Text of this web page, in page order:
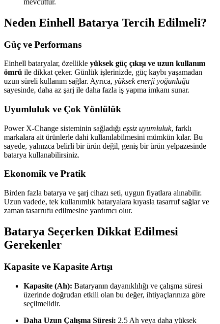
Neden Einhell Batarya Tercih Edilmeli?
Güç ve Performans
Einhell bataryalar, özellikle yüksek güç çıkışı ve uzun kullanım
ömrü ile dikkat çeker. Günlük işlerinizde, güç kaybı yaşamadan
uzun süreli kullanım sağlar. Ayrıca, yüksek enerji yoğunluğu
sayesinde, daha az şarj ile daha fazla iş yapma imkanı sunar.
Uyumluluk ve Çok Yönlülük
Power X-Change sisteminin sağladığı eşsiz uyumluluk, farklı
markalara ait ürünlerle dahi kullanılabilmesini mümkün kılar. Bu
sayede, yalnızca belirli bir ürün değil, geniş bir ürün yelpazesinde
batarya kullanabilirsiniz.
Ekonomik ve Pratik
Birden fazla batarya ve şarj cihazı seti, uygun fiyatlara alınabilir.
Uzun vadede, tek kullanımlık bataryalara kıyasla tasarruf sağlar ve
zaman tasarrufu edilmesine yardımcı olur.
Batarya Seçerken Dikkat Edilmesi
Gerekenler
Kapasite ve Kapasite Artışı
Kapasite (Ah): Bataryanın dayanıklılığı ve çalışma süresi
üzerinde doğrudan etkili olan bu değer, ihtiyaçlarınıza göre
seçilmelidir.
Daha Uzun Çalışma Süresi: 2.5 Ah veya daha yüksek